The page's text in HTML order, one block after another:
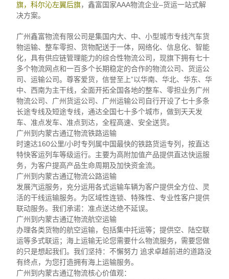
旗，科尔沁左翼后旗，鑫富国家AAA物流企业–货运一站式解
决方案。
广州鑫富物流有限公司是集国内大、中、小型城市专线汽车货
物运输、整车零担、货物配送于一体，网络化、信息化、智能
化，具有供应链管理能力的综合性物流公司，现旗下拥有七十
多个物流网点和一百多个长期稳定的合作的物流公司、货运公
司、运输公司。尊客爱货，信誉至上”以华南、华北、华东、华
中、西南为主干线，全面开拓全国各地的整车、零担业务广州
物流公司、广州货运公司、广州运输公司自行开设了七十多条
长途专线及短途专线，通达全国七十多个城市，做到天天发
车、准点发车、准点到达，全程高速、安全送货。
广州到内蒙古通辽物流铁路运输
时速达160公里/小时专列属中国最快的铁路货运专列，按直达
特快客运列车等级运行。主要为高附加值产品提供直达快运服
务，为客户提高产品生命周期及加快资金流。
广州到内蒙古通辽物流公路运输
发展汽运服务，充分运用各式运输车辆为客户提供全方位、灵
活的干线运输服务。为区域性连锁、特殊性、专业性客户提供
联动服务。我们承诺：准点送达绝不延误。
广州到内蒙古通辽物流航空运输
办理各类货物的航空运输，包括集中托运等；提供空、陆空联
运等多式联运；海上运输无论您需要什么物流服务，需要您做
的只是想起我们。我们坚持：不懈努力 追求卓越前进的道路没
有终点，为您打造拥有海上运输服务。
广州到内蒙古通辽物流核心价值观：